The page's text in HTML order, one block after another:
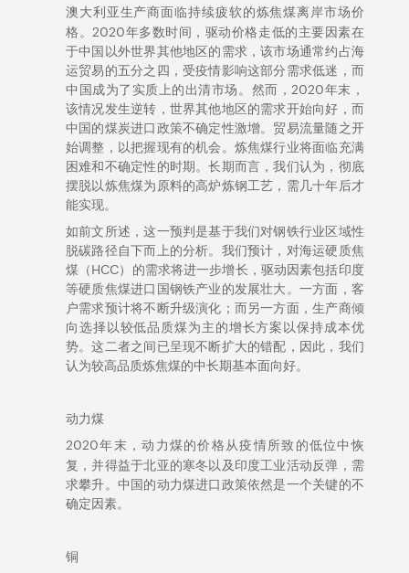
澳大利亚生产商面临持续疲软的炼焦煤离岸市场价
格。 2020年多数时间，驱动价格走低的主要因素在
于中国以外世界其他地区的需求，该市场通常约占海
运贸易的五分之四，受疫情影响这部分需求低迷 ，而
中国成为了实质 上的出清市场。然而， 2020年末，
该情况发生逆转，世界其他地区的需求开始向好，而
中国的煤炭进口政策不确定性激增。贸易流量随之开
始调整，以把握现有的机会。炼焦煤行业将面临充满
困难和不确定性的时期。长期而言，我们认为，彻底
摆脱以炼焦煤为原料的高炉炼钢工艺 ，需几十年后才
能实现。
如前文所述，这一预判是基于我们对钢铁行业区域性
脱碳路径自下而上的分析。 我们预计， 对海运硬质焦
煤（HCC）的需求将进一步增长，驱动因素包括印度
等硬质焦煤进口国钢铁产业的发展壮大 。 一方面， 客
户需求预计将不断升级演化；而另一方面，生产商倾
向选择以较低品质煤为主的增长方案以保持成本优
势。这二者之间已呈现不断扩大的错配，因此，我们
认为较高品质炼焦煤的中长期基本面向好。
动力煤
2020年末，动力煤的价格从疫情所致的低位中恢
复，并得益于北亚的寒冬以及印度工业活动反弹 ，需
求攀升。中国的动力煤进口政策依然是一个关键的不
确定因素。
铜